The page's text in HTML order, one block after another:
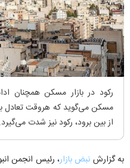
رکود در بازار مسکن همچنان
مسکن می‌گوید که هروقت
از بین برود، رکود نیز شدت می‌گیرد.
به گزارش نبض بازار، رئیس انجمن